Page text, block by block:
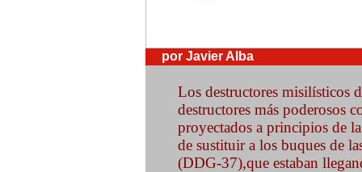
por Javier Alba
Los destructores misilísticos
destructores más poderosos
proyectados a principios de
de sustituir a los buques de
(DDG-37),que estaban